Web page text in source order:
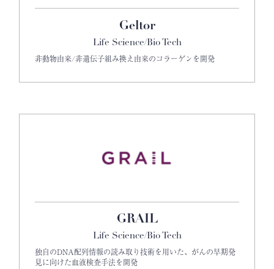
Geltor
Life Science/Bio Tech
非動物由来/非遺伝子組み換え由来のコラーゲンを開発
GRAIL
Life Science/Bio Tech
独自のDNA配列情報の読み取り技術を用いた、がんの早期発
見に向けた血液検査手法を開発